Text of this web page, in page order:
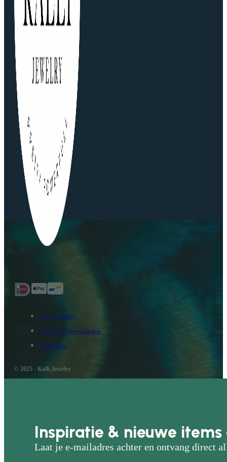
Privacy Policy
Algemene voorwaarden
Disclaimer
© 2025 - Kalli Jewelry
Inspiratie & nieuwe
Laat je e-mailadres achter en ontvang direct